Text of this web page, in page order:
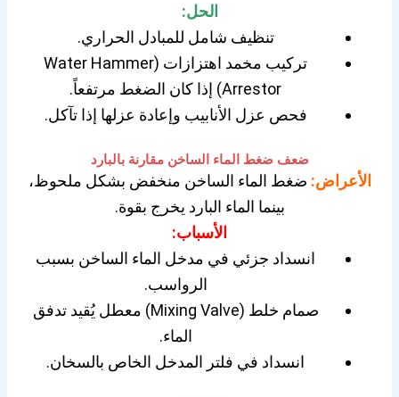
الحل:
تنظيف شامل للمبادل الحراري.
تركيب مخمد اهتزازات (Water Hammer
Arrestor) إذا كان الضغط مرتفعاً.
فحص عزل الأنابيب وإعادة عزلها إذا تآكل.
ضعف ضغط الماء الساخن مقارنة بالبارد
الأعراض: ضغط الماء الساخن منخفض بشكل ملحوظ،
بينما الماء البارد يخرج بقوة.
الأسباب:
انسداد جزئي في مدخل الماء الساخن بسبب
الرواسب.
صمام خلط (Mixing Valve) معطل يُقيد تدفق
الماء.
انسداد في فلتر المدخل الخاص بالسخان.